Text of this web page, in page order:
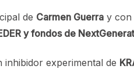
de Carmen Guerra y con
y fondos de
inhibidor experimental de